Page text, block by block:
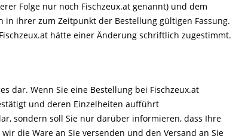
Folge nur noch Fischzeux.at genannt) und dem
ihrer zum Zeitpunkt der Bestellung gültigen Fassung.
hätte einer Änderung schriftlich zugestimmt.
dar. Wenn Sie eine Bestellung bei Fischzeux.at
und deren Einzelheiten aufführt
sondern soll Sie nur darüber informieren, dass Ihre
die Ware an Sie versenden und den Versand an Sie